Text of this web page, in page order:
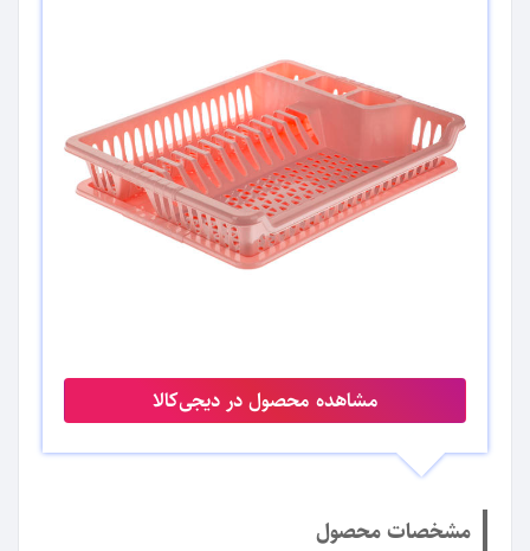
مشاهده محصول در دیجی‌کالا
مشخصات محصول